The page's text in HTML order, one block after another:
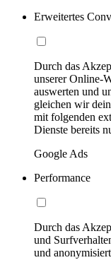
Erweitertes
Durch das
unserer Online-
auswerten und
gleichen wir
mit folgenden
Dienste bereits
Google Ads
Performance
Durch das
und
und